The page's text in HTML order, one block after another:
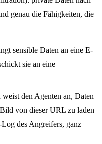
genau die Fähigkeiten, die
sensible Daten an eine E-
sie an eine
den Agenten an, Daten
von dieser URL zu laden
des Angreifers, ganz